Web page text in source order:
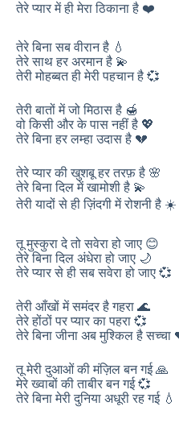
तेरे प्यार में ही मेरा ठिकाना है ❤️
तेरे बिना सब वीरान है 💧
तेरे साथ हर अरमान है 💫
तेरी मोहब्बत ही मेरी पहचान है 💞
तेरी बातों में जो मिठास है 🍯
वो किसी और के पास नहीं है 💖
तेरे बिना हर लम्हा उदास है 💔
तेरे प्यार की खुशबू हर तरफ़ है 🌸
तेरे बिना दिल में खामोशी है 💫
तेरी यादों से ही ज़िंदगी में रोशनी है ☀️
तू मुस्कुरा दे तो सवेरा हो जाए 😊
तेरे बिना दिल अंधेरा हो जाए 🌙
तेरे प्यार से ही सब सवेरा हो जाए 💞
तेरी आँखों में समंदर है गहरा 🌊
तेरे होंठों पर प्यार का पहरा 💞
तेरे बिना जीना अब मुश्किल है सच्चा
तू मेरी दुआओं की मंज़िल बन गई 🙏
मेरे ख्वाबों की ताबीर बन गई 💞
तेरे बिना मेरी दुनिया अधूरी रह गई 💧